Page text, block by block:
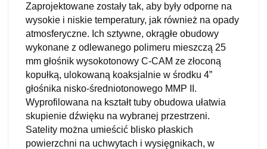
Zaprojektowane zostały tak, aby były odporne na
wysokie i niskie temperatury, jak również na opady
atmosferyczne. Ich sztywne, okrągłe obudowy
wykonane z odlewanego polimeru mieszczą 25
mm głośnik wysokotonowy C-CAM ze złoconą
kopułką, ulokowaną koaksjalnie w środku 4”
głośnika nisko-średniotonowego MMP II.
Wyprofilowana na kształt tuby obudowa ułatwia
skupienie dźwięku na wybranej przestrzeni.
Satelity można umieścić blisko płaskich
powierzchni na uchwytach i wysięgnikach, w